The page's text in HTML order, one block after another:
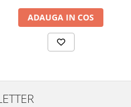
ADAUGA IN COS